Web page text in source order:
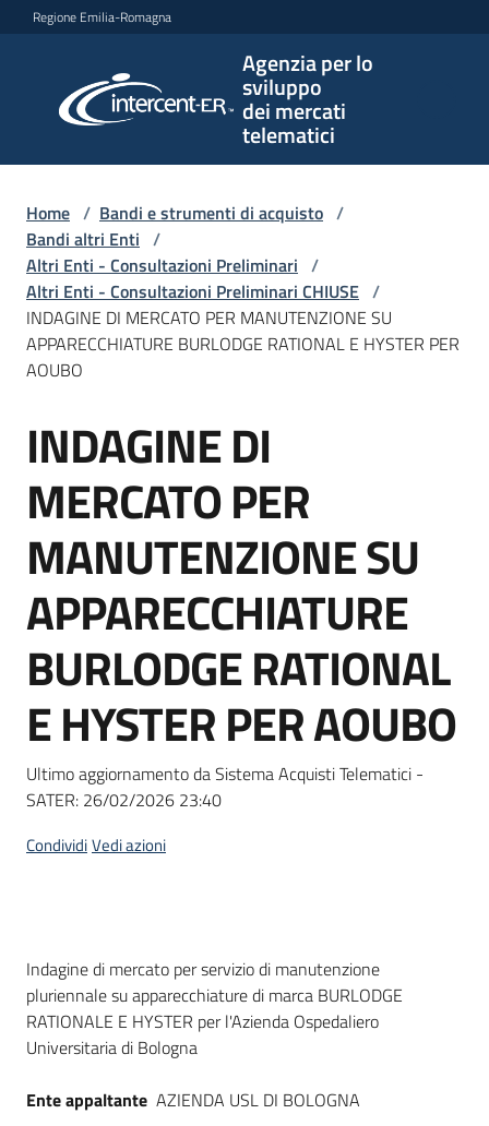
Vai al contenuto
Vai alla navigazione
Vai al footer
Regione Emilia-Romagna
Agenzia per lo
sviluppo
dei mercati
telematici
per lo
sviluppo
telematici
L'Agenzia
e
strumenti
acquisto
Supporto
Piattaforme
telematiche
Seguici
su
Home / Bandi e strumenti di acquisto /
Bandi altri Enti /
Altri Enti - Consultazioni Preliminari /
Altri Enti - Consultazioni Preliminari CHIUSE /
INDAGINE DI MERCATO PER MANUTENZIONE SU
APPARECCHIATURE BURLODGE RATIONAL E HYSTER PER
AOUBO
Salta al contenuto
INDAGINE DI
MERCATO PER
MANUTENZIONE SU
APPARECCHIATURE
BURLODGE RATIONAL
E HYSTER PER AOUBO
Ultimo aggiornamento da Sistema Acquisti Telematici -
SATER: 26/02/2026 23:40
CondividiVedi azioni
Dati del bando
Indagine di mercato per servizio di manutenzione
pluriennale su apparecchiature di marca BURLODGE
RATIONALE E HYSTER per l'Azienda Ospedaliero
Universitaria di Bologna
Ente appaltante AZIENDA USL DI BOLOGNA